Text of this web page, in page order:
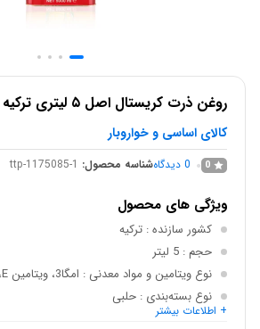
روغن ذرت کریستال اصل ۵ لیتری ترکیه
کالای اساسی و خواروبار
0
0 دیدگاهشناسه محصول: ttp-1175085-1
ویژگی های محصول
کشور سازنده: ترکیه
حجم : 5 لیتر
نوع ویتامین و مواد معدنی : امگا3، ویتامین E، امگا 6
نوع بسته‌بندی : حلبی
ویژگی روغن
+ اطلاعات بیشتر